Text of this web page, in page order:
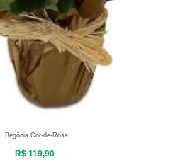
Begônia Cor-de-Rosa
R$ 119,90